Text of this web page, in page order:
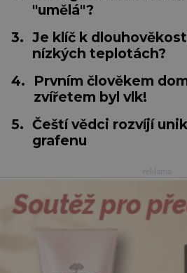
"umělá"?
3. Je klíč k
nízkých teplotách?
4.
Prvním člověkem
zvířetem byl vlk!
5. Čeští vědci rozvíjí
grafenu